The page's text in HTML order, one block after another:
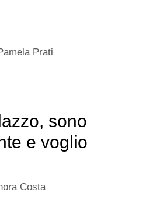
Prati
sono
e voglio
Costa